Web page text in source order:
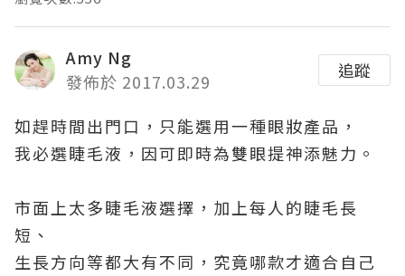
Amy Ng
發佈於 2017.03.29
追蹤
如趕時間出門口，只能選用一種眼妝產品，
我必選睫毛液，因可即時為雙眼提神添魅力。
市面上太多睫毛液選擇，加上每人的睫毛長
短、
生長方向等都大有不同，究竟哪款才適合自己